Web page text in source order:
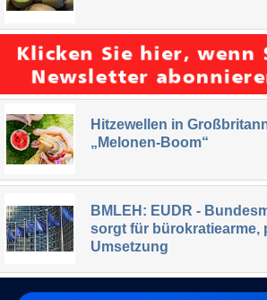
Hitzewellen in
„Melonen-Boom“
BMLEH: EUDR -
sorgt für bürokratiearme,
Umsetzung